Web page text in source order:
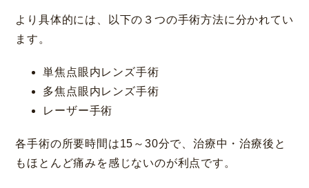
採用情報
サイトマップ プライバシーポリシー
迷惑行為に対するの当院の対応に関して
初診時における情報開示に関して
より具体的には、以下の３つの手術方法に分かれてい
ます。
単焦点眼内レンズ手術
多焦点眼内レンズ手術
レーザー手術
各手術の所要時間は15～30分で、治療中・治療後と
もほとんど痛みを感じないのが利点です。